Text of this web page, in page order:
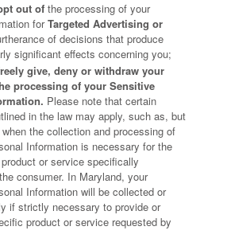
out of the processing of your
forTargeted Advertising or
of decisions that produce
significant effects concerning you;
give, deny or withdraw your
processing of your Sensitive
Please note that certain
in the law may apply, such as, but
the collection and processing of
Information is necessary for the
or service specifically
consumer. In Maryland, your
Information will be collected or
if strictly necessary to provide or
product or service requested by